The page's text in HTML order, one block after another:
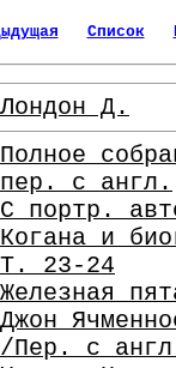
Список
Лондон Д.
Полное
пер. с англ.
С портр.
Когана и
Т. 23-24
Железная
Джон
/Пер. с